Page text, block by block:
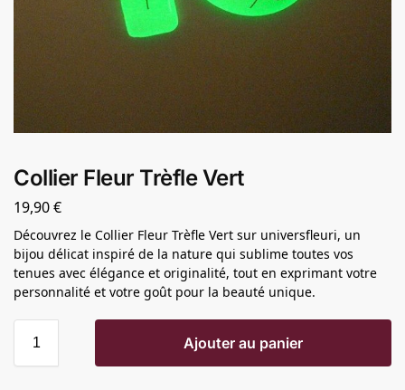
Collier Fleur Trèfle Vert
19,90€
Découvrez le Collier Fleur Trèfle Vert sur universfleuri, un
bijou délicat inspiré de la nature qui sublime toutes vos
tenues avec élégance et originalité, tout en exprimant votre
personnalité et votre goût pour la beauté unique.
Ajouter au panier